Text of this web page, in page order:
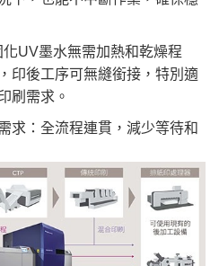
UV墨水無需加熱和乾燥程
印後工序可無縫銜接，特別適
刷需求。
求：全流程連貫，減少等待和